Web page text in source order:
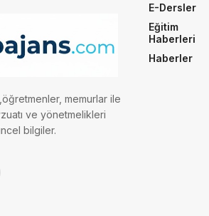
memurlar ile
ve yönetmelikleri
bilgiler.
E-Dersler
Eğitim
Haberleri
Haberler